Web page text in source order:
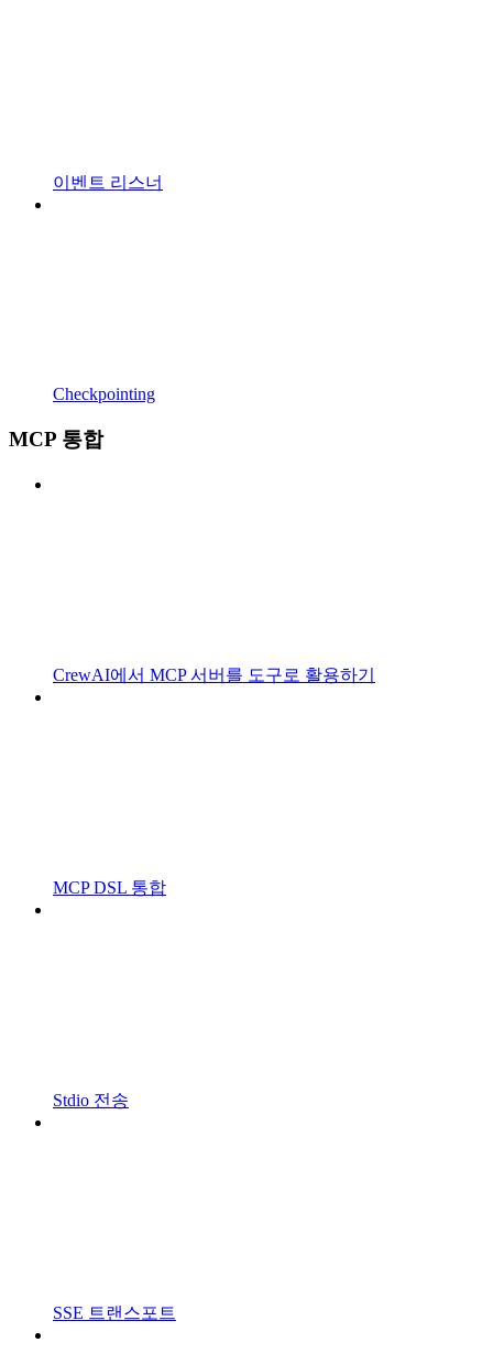
이벤트 리스너
Checkpointing
MCP 통합
CrewAI에서 MCP 서버를 도구로 활용하기
MCP DSL 통합
Stdio 전송
SSE 트랜스포트